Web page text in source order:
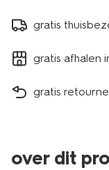
gratis
gratis afhalen
gratis
over dit